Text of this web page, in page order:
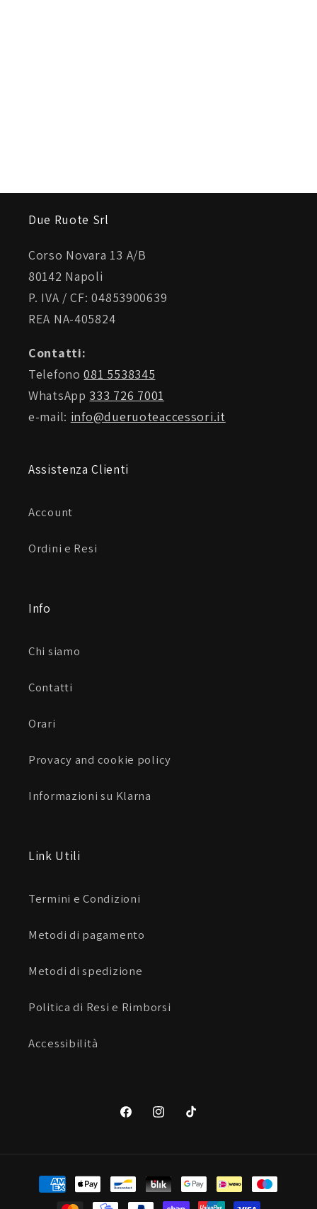
Due Ruote Srl
Corso Novara 13 A/B
80142 Napoli
P. IVA / CF: 04853900639
REA NA-405824
Contatti:
Telefono081 5538345
WhatsApp 333 726 7001
e-mail: info@dueruoteaccessori.it
Assistenza Clienti
Account
Ordini e Resi
Info
Chi siamo
Contatti
Orari
Provacy and cookie policy
Informazioni su Klarna
Link Utili
Termini e Condizioni
Metodi di pagamento
Metodi di spedizione
Politica di Resi e Rimborsi
Accessibilità
FacebookInstagramTikTok
Metodi
di